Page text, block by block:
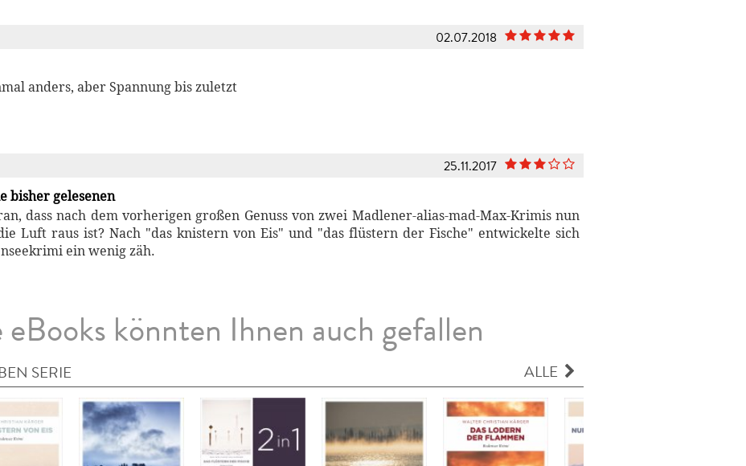
02.07.2018
anders, aber Spannung bis zuletzt
25.11.2017
bisher gelesenen
dass nach dem vorherigen großen Genuss von zwei Madlener-alias-mad-Max-Krimis nun
Luft raus ist? Nach "das knistern von Eis" und "das flüstern der Fische" entwickelte sich
ein wenig zäh.
eBooks könnten Ihnen auch gefallen
SERIE ALLE